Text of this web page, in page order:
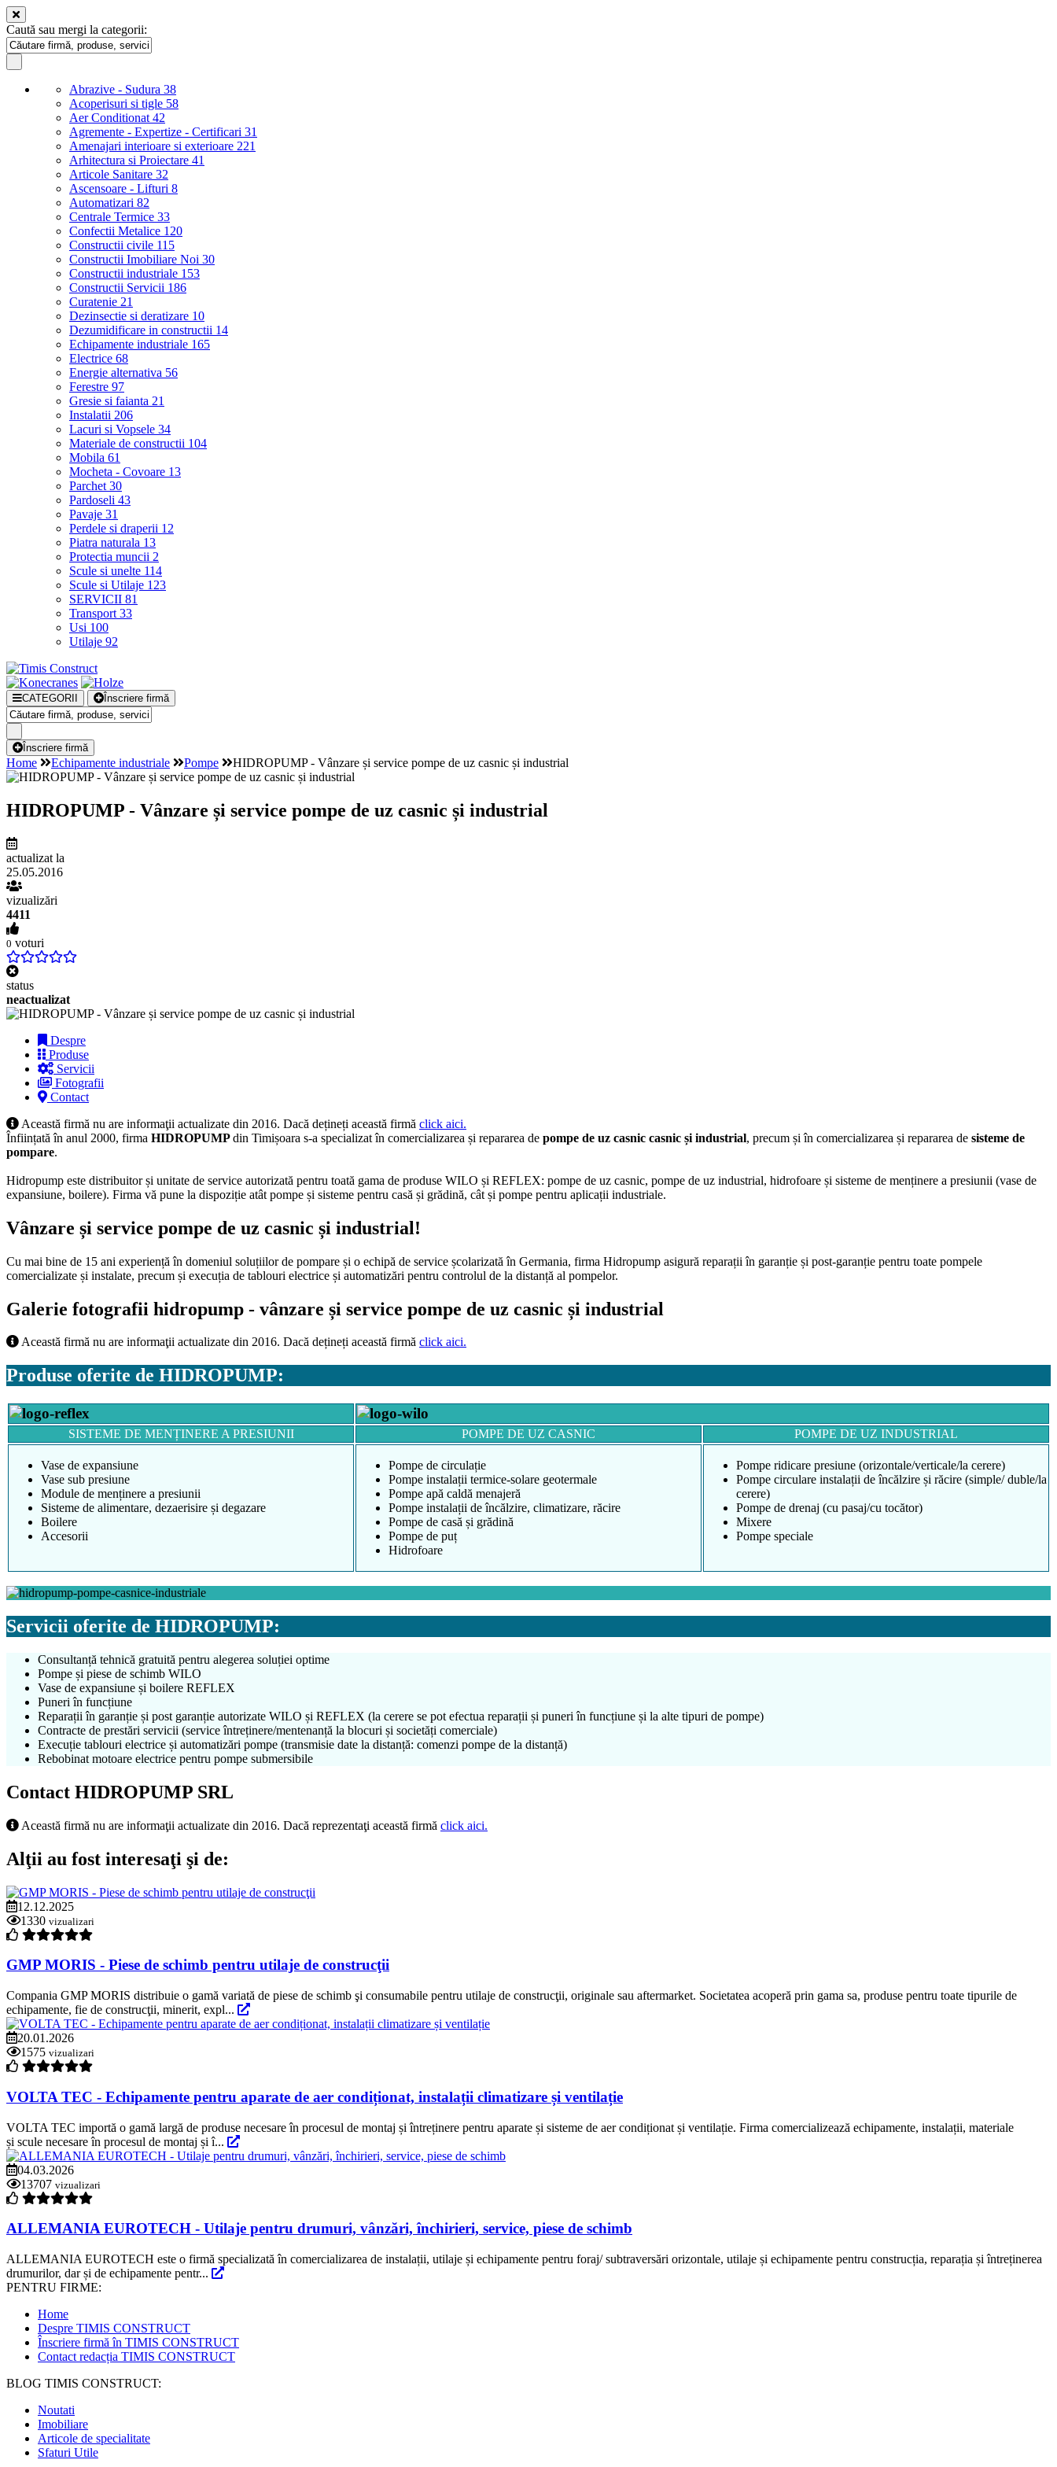
Caută sau mergi la categorii:
Abrazive - Sudura 38
Acoperisuri si tigle 58
Aer Conditionat 42
Agremente - Expertize - Certificari 31
Amenajari interioare si exterioare 221
Arhitectura si Proiectare 41
Articole Sanitare 32
Ascensoare - Lifturi 8
Automatizari 82
Centrale Termice 33
Confectii Metalice 120
Constructii civile 115
Constructii Imobiliare Noi 30
Constructii industriale 153
Constructii Servicii 186
Curatenie 21
Dezinsectie si deratizare 10
Dezumidificare in constructii 14
Echipamente industriale 165
Electrice 68
Energie alternativa 56
Ferestre 97
Gresie si faianta 21
Instalatii 206
Lacuri si Vopsele 34
Materiale de constructii 104
Mobila 61
Mocheta - Covoare 13
Parchet 30
Pardoseli 43
Pavaje 31
Perdele si draperii 12
Piatra naturala 13
Protectia muncii 2
Scule si unelte 114
Scule si Utilaje 123
SERVICII 81
Transport 33
Usi 100
Utilaje 92
CATEGORII Înscriere firmă
Înscriere firmă
Home Echipamente industriale Pompe HIDROPUMP - Vânzare și service pompe de uz casnic și industrial
HIDROPUMP - Vânzare și service pompe de uz casnic și industrial
actualizat la
25.05.2016
vizualizări
4411
0 voturi
status
neactualizat
Despre
Produse
Servicii
Fotografii
Contact
Această firmă nu are informaţii actualizate din 2016. Dacă dețineți această firmă click aici.
Înființată în anul 2000, firma HIDROPUMPdin Timișoara s-a specializat în comercializarea și repararea de pompe de uz casnic casnic și industrial, precum și în comercializarea și repararea de sisteme de
pompare.
Hidropump este distribuitor și unitate de service autorizată pentru toată gama de produse WILO și REFLEX: pompe de uz casnic, pompe de uz industrial, hidrofoare și sisteme de menținere a presiunii (vase de
expansiune, boilere). Firma vă pune la dispoziție atât pompe și sisteme pentru casă și grădină, cât și pompe pentru aplicații industriale.
Vânzare și service pompe de uz casnic și industrial!
Cu mai bine de 15 ani experiență în domeniul soluțiilor de pompare și o echipă de service școlarizată în Germania, firma Hidropump asigură reparații în garanție și post-garanție pentru toate pompele
comercializate și instalate, precum și execuția de tablouri electrice și automatizări pentru controlul de la distanță al pompelor.
Galerie fotografii hidropump - vânzare și service pompe de uz casnic și industrial
Această firmă nu are informaţii actualizate din 2016. Dacă dețineți această firmă click aici.
Produse oferite de HIDROPUMP:
SISTEME DE MENȚINERE A PRESIUNII POMPE DE UZ CASNIC POMPE DE UZ INDUSTRIAL
Vase de expansiune
Vase sub presiune
Module de menținere a presiunii
Sisteme de alimentare, dezaerisire și degazare
Boilere
Accesorii
Pompe de circulație
Pompe instalații termice-solare geotermale
Pompe apă caldă menajeră
Pompe instalații de încălzire, climatizare, răcire
Pompe de casă și grădină
Pompe de puț
Hidrofoare
Pompe ridicare presiune (orizontale/verticale/la cerere)
Pompe circulare instalații de încălzire și răcire (simple/ duble/la
cerere)
Pompe de drenaj (cu pasaj/cu tocător)
Mixere
Pompe speciale
Servicii oferite de HIDROPUMP:
Consultanță tehnică gratuită pentru alegerea soluției optime
Pompe și piese de schimb WILO
Vase de expansiune și boilere REFLEX
Puneri în funcțiune
Reparații în garanție și post garanție autorizate WILO și REFLEX (la cerere se pot efectua reparații și puneri în funcțiune și la alte tipuri de pompe)
Contracte de prestări servicii (service întreținere/mentenanță la blocuri și societăți comerciale)
Execuție tablouri electrice și automatizări pompe (transmisie date la distanță: comenzi pompe de la distanță)
Rebobinat motoare electrice pentru pompe submersibile
Contact HIDROPUMP SRL
Această firmă nu are informaţii actualizate din 2016. Dacă reprezentaţi această firmă click aici.
Alţii au fost interesaţi şi de:
12.12.2025
1330 vizualizari
GMP MORIS - Piese de schimb pentru utilaje de construcţii
Compania GMP MORIS distribuie o gamă variată de piese de schimb şi consumabile pentru utilaje de construcţii, originale sau aftermarket. Societatea acoperă prin gama sa, produse pentru toate tipurile de
echipamente, fie de construcţii, minerit, expl...
20.01.2026
1575 vizualizari
VOLTA TEC - Echipamente pentru aparate de aer condiționat, instalații climatizare și ventilație
VOLTA TEC importă o gamă largă de produse necesare în procesul de montaj și întreținere pentru aparate și sisteme de aer condiționat și ventilație. Firma comercializează echipamente, instalații, materiale
și scule necesare în procesul de montaj și î...
04.03.2026
13707 vizualizari
ALLEMANIA EUROTECH - Utilaje pentru drumuri, vânzări, închirieri, service, piese de schimb
ALLEMANIA EUROTECH este o firmă specializată în comercializarea de instalații, utilaje și echipamente pentru foraj/ subtraversări orizontale, utilaje și echipamente pentru construcția, reparația și întreținerea
drumurilor, dar și de echipamente pentr...
PENTRU FIRME:
Home
Despre TIMIS CONSTRUCT
Înscriere firmă în TIMIS CONSTRUCT
Contact redacția TIMIS CONSTRUCT
BLOG TIMIS CONSTRUCT:
Noutati
Imobiliare
Articole de specialitate
Sfaturi Utile